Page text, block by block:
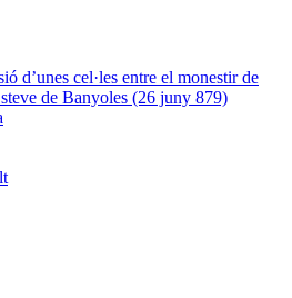
d’unes cel·les entre el monestir de
de Banyoles (26 juny 879)